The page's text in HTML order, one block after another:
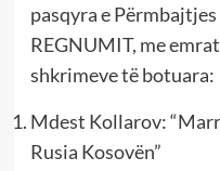
pasqyra e
REGNUMIT, me
shkrimeve të botuara:
Mdest Kollarov:
Rusia Kosovën”